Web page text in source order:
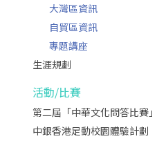
大灣區資訊
自貿區資訊
專題講座
生涯規劃
活動/比賽
第二屆「中華文化問答比賽」
中銀香港足動校園體驗計劃